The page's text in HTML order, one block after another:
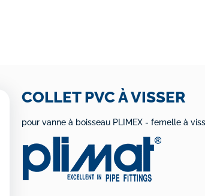
COLLET PVC À VISSER
pour vanne à boisseau PLIMEX - femelle à